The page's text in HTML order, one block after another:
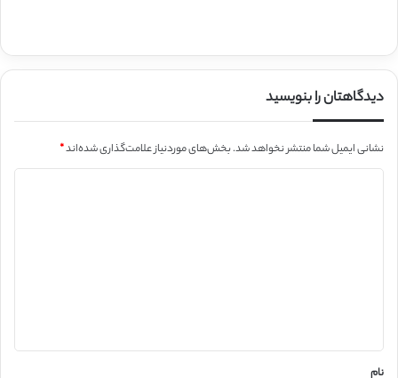
دیدگاهتان را بنویسید
نشانی ایمیل شما منتشر نخواهد شد.بخش‌های موردنیاز علامت‌گذاری شده‌اند*
نام